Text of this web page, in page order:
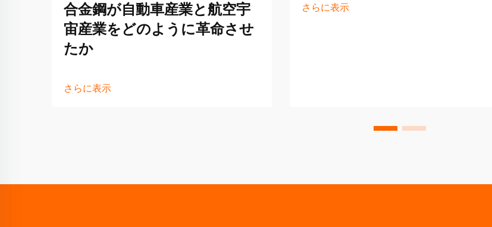
合金鋼が自動車産業と航空宇
宙産業をどのように革命させ
たか
さらに表示
さらに表示